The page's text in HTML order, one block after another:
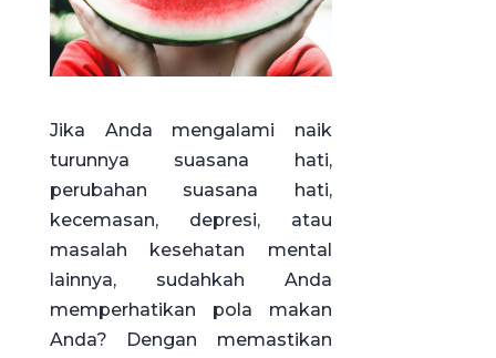
Jika Anda mengalami naik
turunnya suasana hati,
perubahan suasana hati,
kecemasan, depresi, atau
masalah kesehatan mental
lainnya, sudahkah Anda
memperhatikan pola makan
Anda? Dengan memastikan